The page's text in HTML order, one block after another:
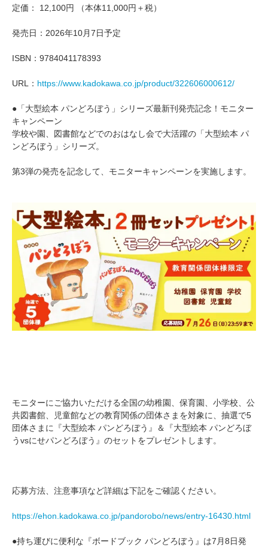
定価： 12,100円 （本体11,000円＋税）
発売日：2026年10月7日予定
ISBN：9784041178393
URL： https://www.kadokawa.co.jp/product/322606000612/
●「大型絵本 パンどろぼう」シリーズ最新刊発売記念！モニター
キャンペーン
学校や園、図書館などでのおはなし会で大活躍の「大型絵本 パ
ンどろぼう」シリーズ。
第3弾の発売を記念して、モニターキャンペーンを実施します。
モニターにご協力いただける全国の幼稚園、保育園、小学校、公
共図書館、児童館などの教育関係の団体さまを対象に、抽選で5
団体さまに『大型絵本 パンどろぼう』＆『大型絵本 パンどろぼ
うvsにせパンどろぼう』のセットをプレゼントします。
応募方法、注意事項など詳細は下記をご確認ください。
https://ehon.kadokawa.co.jp/pandorobo/news/entry-16430.html
●持ち運びに便利な『ボードブック パンどろぼう』は7月8日発